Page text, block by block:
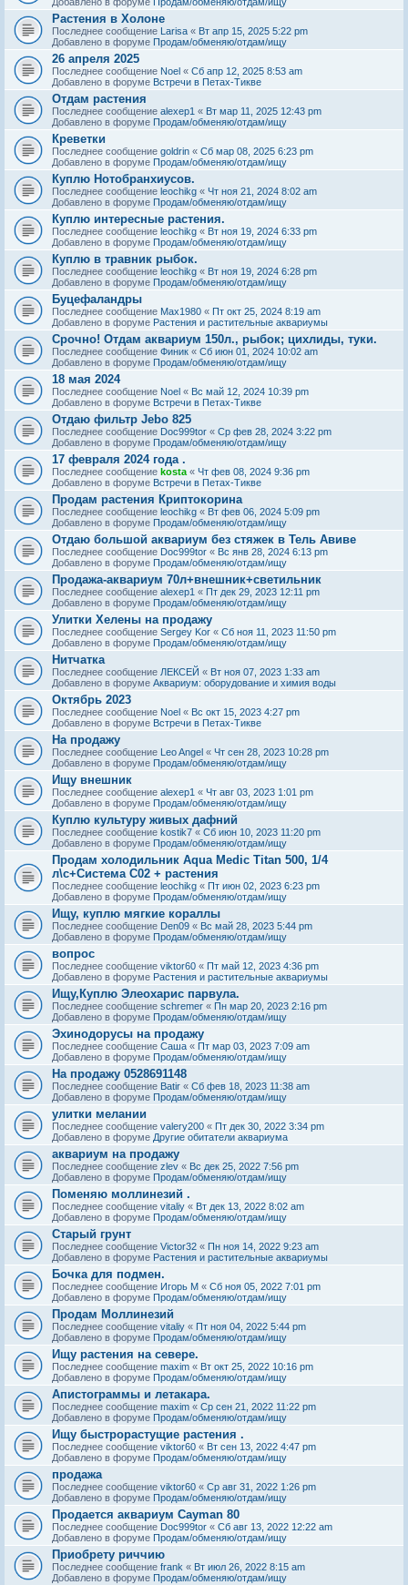
Растения в Холоне
Последнее сообщение Larisa « Вт апр 15, 2025 5:22 pm
Добавлено в форуме Продам/обменяю/отдам/ищу
26 апреля 2025
Последнее сообщение Noel « Сб апр 12, 2025 8:53 am
Добавлено в форуме Встречи в Петах-Тикве
Отдам растения
Последнее сообщение alexep1 « Вт мар 11, 2025 12:43 pm
Добавлено в форуме Продам/обменяю/отдам/ищу
Креветки
Последнее сообщение goldrin « Сб мар 08, 2025 6:23 pm
Добавлено в форуме Продам/обменяю/отдам/ищу
Куплю Нотобранхиусов.
Последнее сообщение leochikg « Чт ноя 21, 2024 8:02 am
Добавлено в форуме Продам/обменяю/отдам/ищу
Куплю интересные растения.
Последнее сообщение leochikg « Вт ноя 19, 2024 6:33 pm
Добавлено в форуме Продам/обменяю/отдам/ищу
Куплю в травник рыбок.
Последнее сообщение leochikg « Вт ноя 19, 2024 6:28 pm
Добавлено в форуме Продам/обменяю/отдам/ищу
Буцефаландры
Последнее сообщение Max1980 « Пт окт 25, 2024 8:19 am
Добавлено в форуме Растения и растительные аквариумы
Срочно! Отдам аквариум 150л., рыбок; цихлиды, туки.
Последнее сообщение Финик « Сб июн 01, 2024 10:02 am
Добавлено в форуме Продам/обменяю/отдам/ищу
18 мая 2024
Последнее сообщение Noel « Вс май 12, 2024 10:39 pm
Добавлено в форуме Встречи в Петах-Тикве
Отдаю фильтр Jebo 825
Последнее сообщение Doc999tor « Ср фев 28, 2024 3:22 pm
Добавлено в форуме Продам/обменяю/отдам/ищу
17 февраля 2024 года .
Последнее сообщение kosta « Чт фев 08, 2024 9:36 pm
Добавлено в форуме Встречи в Петах-Тикве
Продам растения Криптокорина
Последнее сообщение leochikg « Вт фев 06, 2024 5:09 pm
Добавлено в форуме Продам/обменяю/отдам/ищу
Отдаю большой аквариум без стяжек в Тель Авиве
Последнее сообщение Doc999tor « Вс янв 28, 2024 6:13 pm
Добавлено в форуме Продам/обменяю/отдам/ищу
Продажа-аквариум 70л+внешник+светильник
Последнее сообщение alexep1 « Пт дек 29, 2023 12:11 pm
Добавлено в форуме Продам/обменяю/отдам/ищу
Улитки Хелены на продажу
Последнее сообщение Sergey Kor « Сб ноя 11, 2023 11:50 pm
Добавлено в форуме Продам/обменяю/отдам/ищу
Нитчатка
Последнее сообщение ЛЕКСЕЙ « Вт ноя 07, 2023 1:33 am
Добавлено в форуме Аквариум: оборудование и химия воды
Октябрь 2023
Последнее сообщение Noel « Вс окт 15, 2023 4:27 pm
Добавлено в форуме Встречи в Петах-Тикве
На продажу
Последнее сообщение Leo Angel « Чт сен 28, 2023 10:28 pm
Добавлено в форуме Продам/обменяю/отдам/ищу
Ищу внешник
Последнее сообщение alexep1 « Чт авг 03, 2023 1:01 pm
Добавлено в форуме Продам/обменяю/отдам/ищу
Куплю культуру живых дафний
Последнее сообщение kostik7 « Сб июн 10, 2023 11:20 pm
Добавлено в форуме Продам/обменяю/отдам/ищу
Продам холодильник Aqua Medic Titan 500, 1/4
л\с+Система С02 + растения
Последнее сообщение leochikg « Пт июн 02, 2023 6:23 pm
Добавлено в форуме Продам/обменяю/отдам/ищу
Ищу, куплю мягкие кораллы
Последнее сообщение Den09 « Вс май 28, 2023 5:44 pm
Добавлено в форуме Продам/обменяю/отдам/ищу
вопрос
Последнее сообщение viktor60 « Пт май 12, 2023 4:36 pm
Добавлено в форуме Растения и растительные аквариумы
Ищу,Куплю Элеохарис парвула.
Последнее сообщение schremer « Пн мар 20, 2023 2:16 pm
Добавлено в форуме Продам/обменяю/отдам/ищу
Эхинодорусы на продажу
Последнее сообщение Саша « Пт мар 03, 2023 7:09 am
Добавлено в форуме Продам/обменяю/отдам/ищу
На продажу 0528691148
Последнее сообщение Batir « Сб фев 18, 2023 11:38 am
Добавлено в форуме Продам/обменяю/отдам/ищу
улитки мелании
Последнее сообщение valery200 « Пт дек 30, 2022 3:34 pm
Добавлено в форуме Другие обитатели аквариума
аквариум на продажу
Последнее сообщение zlev « Вс дек 25, 2022 7:56 pm
Добавлено в форуме Продам/обменяю/отдам/ищу
Поменяю моллинезий .
Последнее сообщение vitaliy « Вт дек 13, 2022 8:02 am
Добавлено в форуме Продам/обменяю/отдам/ищу
Старый грунт
Последнее сообщение Victor32 « Пн ноя 14, 2022 9:23 am
Добавлено в форуме Растения и растительные аквариумы
Бочка для подмен.
Последнее сообщение Игорь М « Сб ноя 05, 2022 7:01 pm
Добавлено в форуме Продам/обменяю/отдам/ищу
Продам Моллинезий
Последнее сообщение vitaliy « Пт ноя 04, 2022 5:44 pm
Добавлено в форуме Продам/обменяю/отдам/ищу
Ищу растения на севере.
Последнее сообщение maxim « Вт окт 25, 2022 10:16 pm
Добавлено в форуме Продам/обменяю/отдам/ищу
Апистограммы и летакара.
Последнее сообщение maxim « Ср сен 21, 2022 11:22 pm
Добавлено в форуме Продам/обменяю/отдам/ищу
Ищу быстрорастущие растения .
Последнее сообщение viktor60 « Вт сен 13, 2022 4:47 pm
Добавлено в форуме Продам/обменяю/отдам/ищу
продажа
Последнее сообщение viktor60 « Ср авг 31, 2022 1:26 pm
Добавлено в форуме Продам/обменяю/отдам/ищу
Продается аквариум Cayman 80
Последнее сообщение Doc999tor « Сб авг 13, 2022 12:22 am
Добавлено в форуме Продам/обменяю/отдам/ищу
Приобрету риччию
Последнее сообщение frank « Вт июл 26, 2022 8:15 am
Добавлено в форуме Продам/обменяю/отдам/ищу